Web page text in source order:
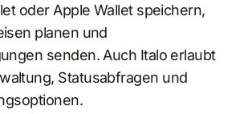
oder Apple Wallet speichern,
planen und
senden. Auch Italo erlaubt
Statusabfragen und